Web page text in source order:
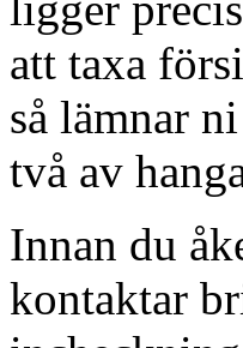
att taxa
så lämnar
två av
Innan du
kontaktar